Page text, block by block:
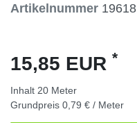
Artikelnummer 19618
15,85 EUR *
Inhalt 20 Meter
Grundpreis 0,79 € / Meter